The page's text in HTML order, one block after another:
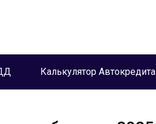
Калькулятор Автокредита